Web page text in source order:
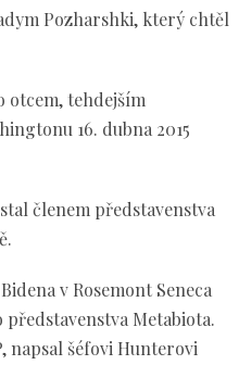
Pozharshki, který chtěl
otcem, tehdejším
16. dubna 2015
členem představenstva
v Rosemont Seneca
Metabiota.
napsal šéfovi Hunterovi